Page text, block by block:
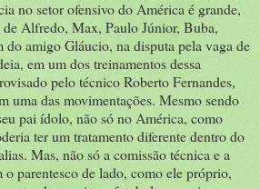
no setor ofensivo do América é grande,
Alfredo, Max, Paulo Júnior, Buba,
amigo Gláucio, na disputa pela vaga de
em um dos treinamentos dessa
pelo técnico Roberto Fernandes,
uma das movimentações. Mesmo sendo
pai ídolo, não só no América, como
ter um tratamento diferente dentro do
Mas, não só a comissão técnica e a
parentesco de lado, como ele próprio,